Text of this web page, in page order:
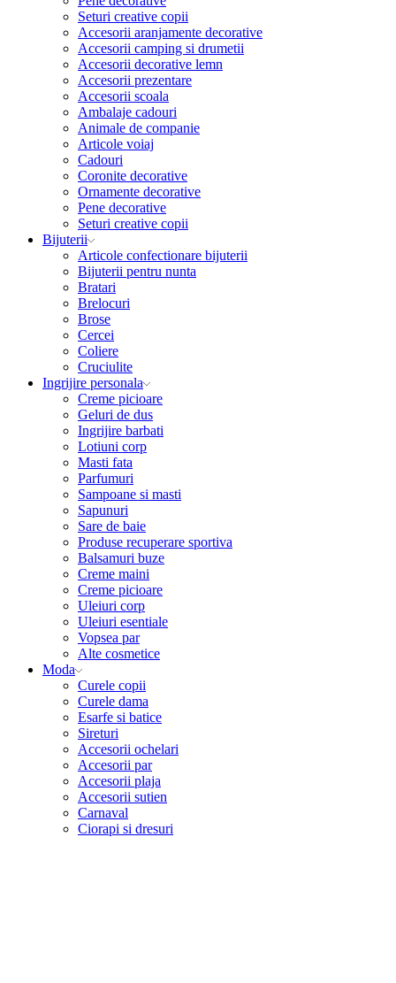
Seturi creative copii
Accesorii aranjamente decorative
Accesorii camping si drumetii
Accesorii decorative lemn
Accesorii prezentare
Accesorii scoala
Ambalaje cadouri
Animale de companie
Articole voiaj
Cadouri
Coronite decorative
Ornamente decorative
Pene decorative
Seturi creative copii
Bijuterii
Articole confectionare bijuterii
Bijuterii pentru nunta
Bratari
Brelocuri
Brose
Cercei
Coliere
Cruciulite
Ingrijire personala
Creme picioare
Geluri de dus
Ingrijire barbati
Lotiuni corp
Masti fata
Parfumuri
Sampoane si masti
Sapunuri
Sare de baie
Produse recuperare sportiva
Balsamuri buze
Creme maini
Creme picioare
Uleiuri corp
Uleiuri esentiale
Vopsea par
Alte cosmetice
Moda
Curele copii
Curele dama
Esarfe si batice
Sireturi
Accesorii ochelari
Accesorii par
Accesorii plaja
Accesorii sutien
Carnaval
Ciorapi si dresuri